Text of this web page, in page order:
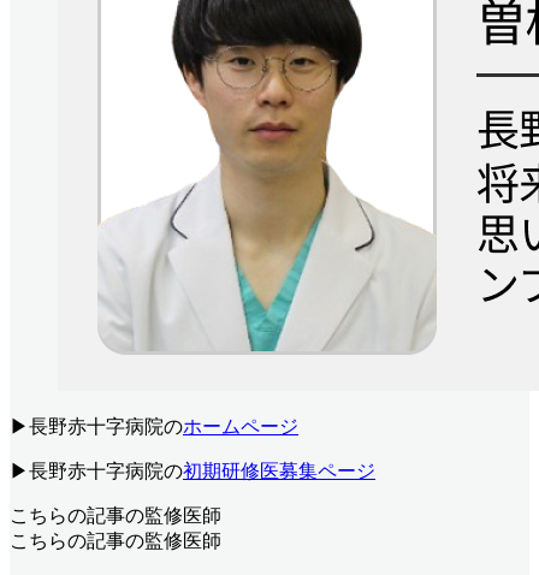
▶長野赤十字病院のホームページ
▶長野赤十字病院の初期研修医募集ページ
こちらの記事の監修医師
こちらの記事の監修医師